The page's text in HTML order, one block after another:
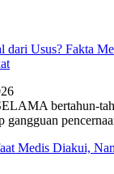
dari Usus? Fakta
bertahun-
gangguan
Medis Diakui,